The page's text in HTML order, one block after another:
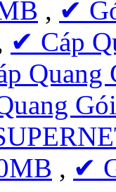
, ✔
✔ Cáp
Quang
, ✔